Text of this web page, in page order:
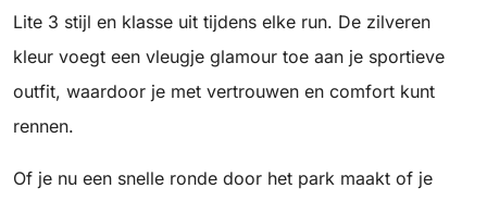
Lite 3 stijl en klasse uit tijdens elke run. De zilveren
kleur voegt een vleugje glamour toe aan je sportieve
outfit, waardoor je met vertrouwen en comfort kunt
rennen.
Of je nu een snelle ronde door het park maakt of je